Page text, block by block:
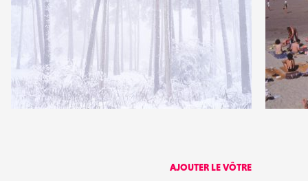
3
35
AJOUTER LE VÔTRE